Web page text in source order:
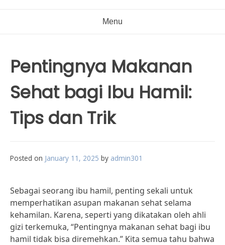
Menu
Pentingnya Makanan
Sehat bagi Ibu Hamil:
Tips dan Trik
Posted on January 11, 2025 by admin301
Sebagai seorang ibu hamil, penting sekali untuk
memperhatikan asupan makanan sehat selama
kehamilan. Karena, seperti yang dikatakan oleh ahli
gizi terkemuka, “Pentingnya makanan sehat bagi ibu
hamil tidak bisa diremehkan.” Kita semua tahu bahwa